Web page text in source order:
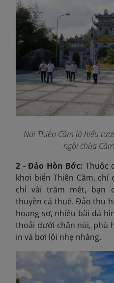
Núi Thiên Cầm là hiểu
ngôi chùa
2 - Đảo Hòn Bớc: Thuộc
khơi biển Thiên Cầm, chỉ
chỉ vài trăm mét, bạn
thuyền cá thuê. Đảo thu
hoang sơ, nhiều bãi đá
thoải dưới chân núi, phù
in và bơi lội nhẹ nhàng.